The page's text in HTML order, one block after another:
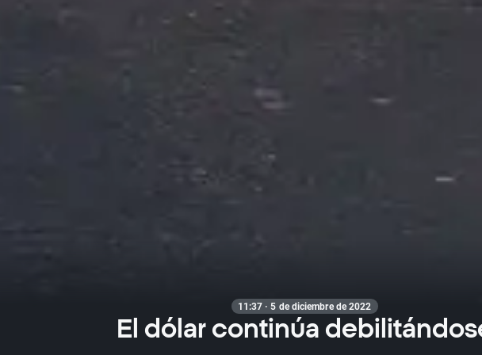
11:37 · 5 de diciembre de 2022
El dólar continúa